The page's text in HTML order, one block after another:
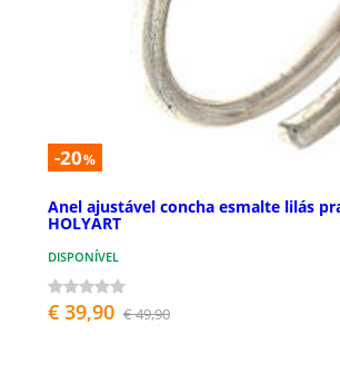
-20%
Anel ajustável concha esmalte lilás
HOLYART
DISPONÍVEL
€ 39,90 € 49,90